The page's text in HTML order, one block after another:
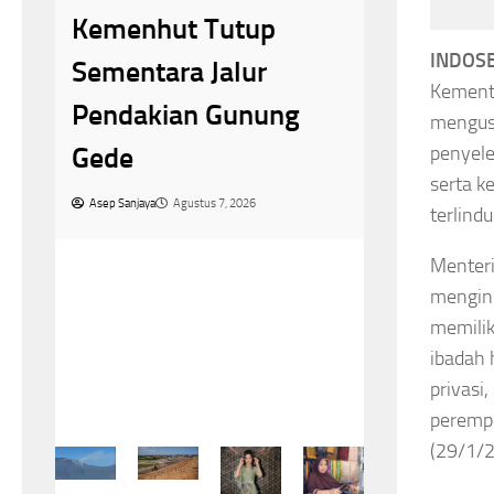
serta
ibadah
(29/1/
Jelang HUT ke-81 RI,
Pesanan Batik Merah
Putih di Sungai Penuh
Herry
Asa
Asep Sanjaya